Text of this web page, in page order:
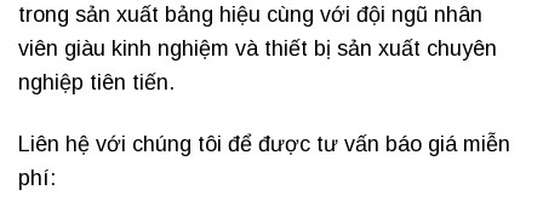
trong sản xuất bảng hiệu cùng với đội ngũ nhân
viên giàu kinh nghiệm và thiết bị sản xuất chuyên
nghiệp tiên tiến.
Liên hệ với chúng tôi để được tư vấn báo giá miễn
phí: